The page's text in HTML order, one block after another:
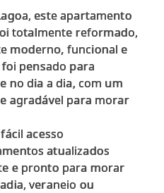
este apartamento
totalmente reformado,
moderno, funcional e
pensado para
no dia a dia, com um
agradável para morar
acesso
atualizados
e pronto para morar
veraneio ou